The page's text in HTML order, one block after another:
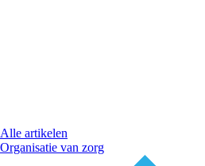
Alle artikelen
Organisatie van zorg